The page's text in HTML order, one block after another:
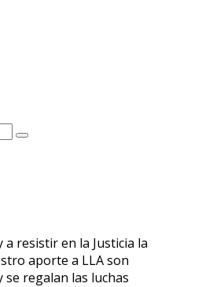
a resistir en la Justicia la
aporte a LLA son
se regalan las luchas